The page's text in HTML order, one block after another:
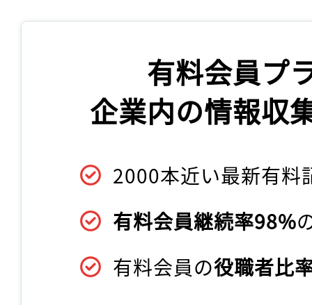
有料会員プ
企業内の情報収
2000本近い最新有料
有料会員継続率98%
有料会員の役職者比